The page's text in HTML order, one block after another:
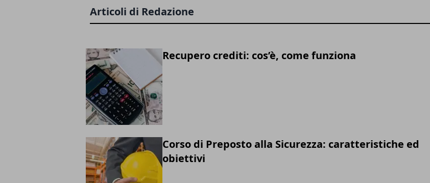
Articoli di Redazione
Recupero crediti: cos’è, come funziona
Corso di Preposto alla Sicurezza: caratteristiche ed
obiettivi